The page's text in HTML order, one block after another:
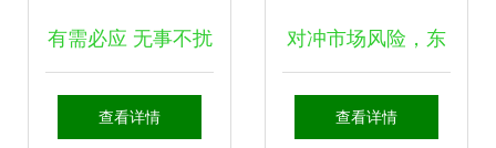
有需必应 无事不扰
高效消防服务护航
查看详情
对冲市场风险，东
辰瑞森新材料 向内
查看详情